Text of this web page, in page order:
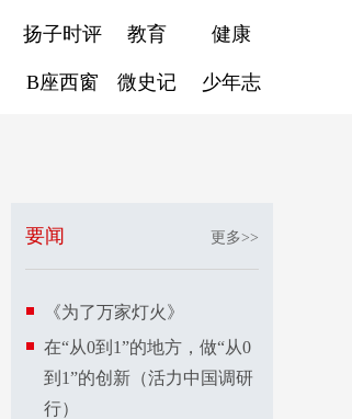
扬子时评 教育 健康
B座西窗 微史记 少年志
要闻 更多>>
《为了万家灯火》
在“从0到1”的地方，做“从0
到1”的创新（活力中国调研
行）